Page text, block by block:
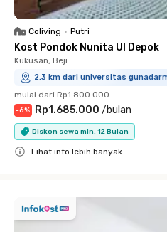
Coliving • Putri
Kost Pondok Nunita UI Depok
Kukusan, Beji
2.3 km dari universitas
mulai dari Rp1.800.000
-6% Rp1.685.000 /bulan
Diskon sewa min. 12 Bulan
Lihat info lebih banyak